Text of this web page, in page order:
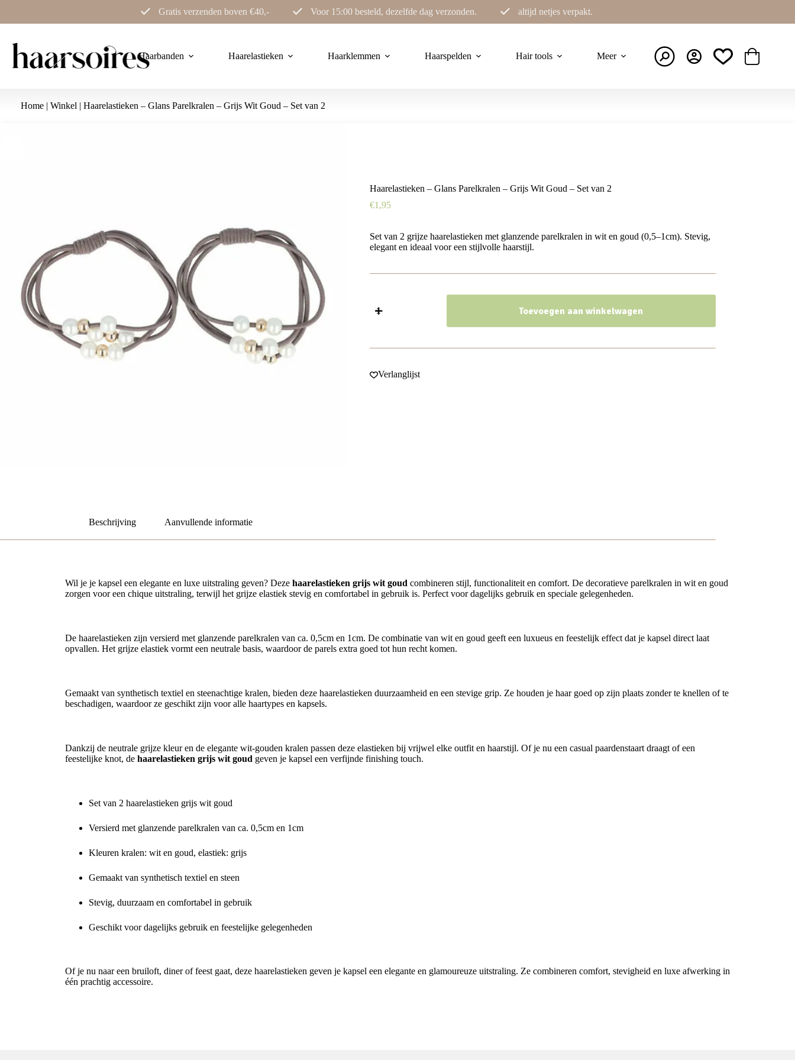
de
Gratis verzenden boven €40,- Voor 15:00 besteld, dezelfde dag verzonden. altijd netjes verpakt.
Haarbanden Haarelastieken Haarklemmen Haarspelden Hair tools Meer Winkelwagen
Home | Winkel | Haarelastieken – Glans Parelkralen – Grijs Wit Goud – Set van 2
Haarelastieken – Glans Parelkralen – Grijs Wit Goud – Set van 2
€1,95
Set van 2 grijze haarelastieken met glanzende parelkralen in wit en goud (0,5–1cm). Stevig,
elegant en ideaal voor een stijlvolle haarstijl.
Grijs
Goud
-
Toevoegen aan winkelwagen
Verlanglijst
Beschrijving Aanvullende informatie
Wil je je kapsel een elegante en luxe uitstraling geven? Deze haarelastieken grijs wit goud combineren stijl, functionaliteit en comfort. De decoratieve parelkralen in wit en goud
zorgen voor een chique uitstraling, terwijl het grijze elastiek stevig en comfortabel in gebruik is. Perfect voor dagelijks gebruik en speciale gelegenheden.
De haarelastieken zijn versierd met glanzende parelkralen van ca. 0,5cm en 1cm. De combinatie van wit en goud geeft een luxueus en feestelijk effect dat je kapsel direct laat
opvallen. Het grijze elastiek vormt een neutrale basis, waardoor de parels extra goed tot hun recht komen.
Gemaakt van synthetisch textiel en steenachtige kralen, bieden deze haarelastieken duurzaamheid en een stevige grip. Ze houden je haar goed op zijn plaats zonder te knellen of te
beschadigen, waardoor ze geschikt zijn voor alle haartypes en kapsels.
Dankzij de neutrale grijze kleur en de elegante wit-gouden kralen passen deze elastieken bij vrijwel elke outfit en haarstijl. Of je nu een casual paardenstaart draagt of een
feestelijke knot, de haarelastieken grijs wit goud geven je kapsel een verfijnde finishing touch.
Set van 2 haarelastieken grijs wit goud
Versierd met glanzende parelkralen van ca. 0,5cm en 1cm
Kleuren kralen: wit en goud, elastiek: grijs
Gemaakt van synthetisch textiel en steen
Stevig, duurzaam en comfortabel in gebruik
Geschikt voor dagelijks gebruik en feestelijke gelegenheden
Of je nu naar een bruiloft, diner of feest gaat, deze haarelastieken geven je kapsel een elegante en glamoureuze uitstraling. Ze combineren comfort, stevigheid en luxe afwerking in
één prachtig accessoire.